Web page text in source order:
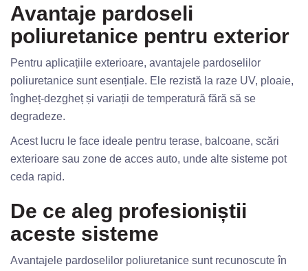
Avantaje pardoseli
poliuretanice pentru exterior
Pentru aplicațiile exterioare, avantajele pardoselilor
poliuretanice sunt esențiale. Ele rezistă la raze UV, ploaie,
îngheț-dezgheț și variații de temperatură fără să se
degradeze.
Acest lucru le face ideale pentru terase, balcoane, scări
exterioare sau zone de acces auto, unde alte sisteme pot
ceda rapid.
De ce aleg profesioniștii
aceste sisteme
Avantajele pardoselilor poliuretanice sunt recunoscute în